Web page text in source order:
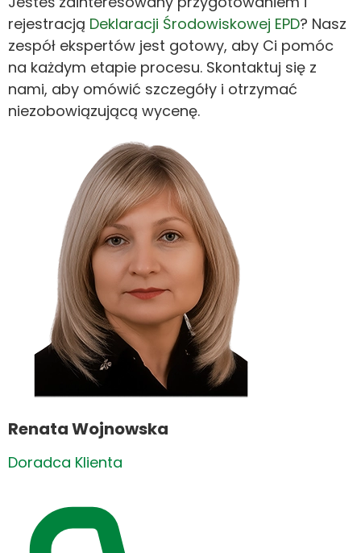
rejestracją Deklaracji Środowiskowej EPD? Nasz
zespół ekspertów jest gotowy, aby Ci pomóc
na każdym etapie procesu. Skontaktuj się z
nami, aby omówić szczegóły i otrzymać
niezobowiązującą wycenę.
Renata Wojnowska
Doradca Klienta